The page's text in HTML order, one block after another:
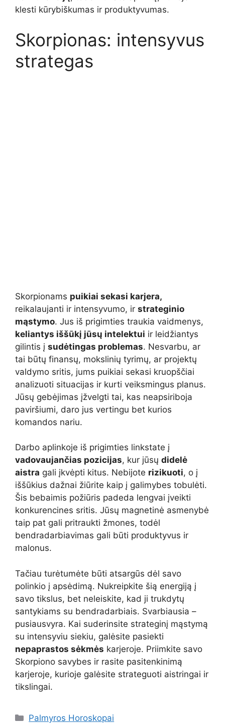
klesti kūrybiškumas ir produktyvumas.
Skorpionas: intensyvus
strategas
Skorpionams puikiai sekasi karjera,
reikalaujanti ir intensyvumo, ir strateginio
mąstymo. Jus iš prigimties traukia vaidmenys,
keliantys iššūkį jūsų intelektui ir leidžiantys
gilintis į sudėtingas problemas. Nesvarbu, ar
tai būtų finansų, mokslinių tyrimų, ar projektų
valdymo sritis, jums puikiai sekasi kruopščiai
analizuoti situacijas ir kurti veiksmingus planus.
Jūsų gebėjimas įžvelgti tai, kas neapsiriboja
paviršiumi, daro jus vertingu bet kurios
komandos nariu.
Darbo aplinkoje iš prigimties linkstate į
vadovaujančias pozicijas, kur jūsų didelė
aistra gali įkvėpti kitus. Nebijote rizikuoti, o į
iššūkius dažnai žiūrite kaip į galimybes tobulėti.
Šis bebaimis požiūris padeda lengvai įveikti
konkurencines sritis. Jūsų magnetinė asmenybė
taip pat gali pritraukti žmones, todėl
bendradarbiavimas gali būti produktyvus ir
malonus.
Tačiau turėtumėte būti atsargūs dėl savo
polinkio į apsėdimą. Nukreipkite šią energiją į
savo tikslus, bet neleiskite, kad ji trukdytų
santykiams su bendradarbiais. Svarbiausia –
pusiausvyra. Kai suderinsite strateginį mąstymą
su intensyviu siekiu, galėsite pasiekti
nepaprastos sėkmės karjeroje. Priimkite savo
Skorpiono savybes ir rasite pasitenkinimą
karjeroje, kurioje galėsite strateguoti aistringai ir
tikslingai.
Kategorijos
Palmyros Horoskopai